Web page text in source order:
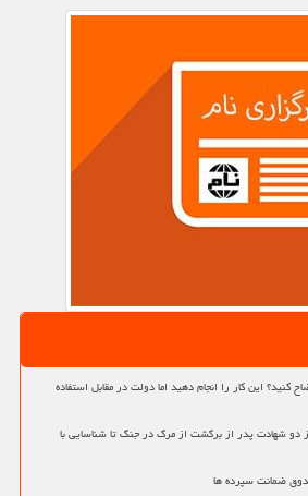
کنید؟ این کار را انجام دهید اما دولت در مقابل استفاده
شهادت پدر از برگشت از مرگ در جنگ تا شناسایی با
ضمانت سپرده ها